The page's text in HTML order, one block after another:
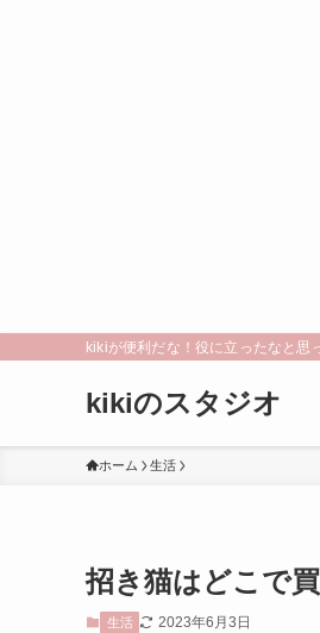
kikiが便利だな！役に立ったなと思
kikiのスタジオ
ホーム 生活
招き猫はどこで
生活 2023年6月3日